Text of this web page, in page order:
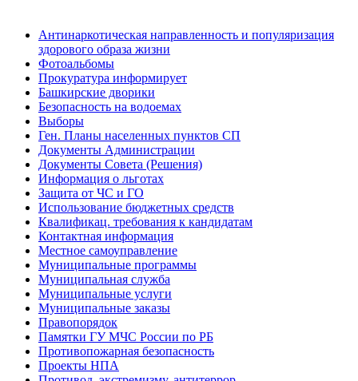
Антинаркотическая направленность и популяризация
здорового образа жизни
Фотоальбомы
Прокуратура информирует
Башкирские дворики
Безопасность на водоемах
Выборы
Ген. Планы населенных пунктов СП
Документы Администрации
Документы Совета (Решения)
Информация о льготах
Защита от ЧС и ГО
Использование бюджетных средств
Квалификац. требования к кандидатам
Контактная информация
Местное самоуправление
Муниципальные программы
Муниципальная служба
Муниципальные услуги
Муниципальные заказы
Правопорядок
Памятки ГУ МЧС России по РБ
Противопожарная безопасность
Проекты НПА